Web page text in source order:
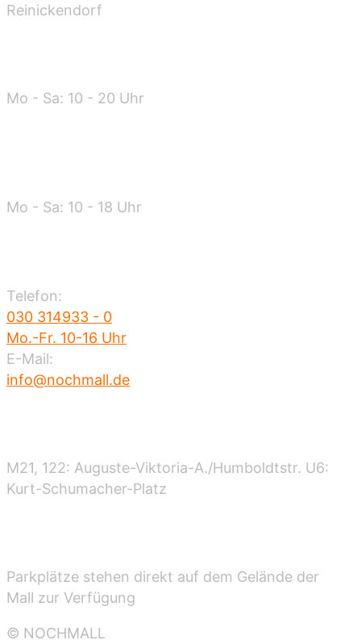
Reinickendorf
Mo - Sa: 10 - 20 Uhr
Mo - Sa: 10 - 18 Uhr
Telefon:
030 314933 - 0
Mo.-Fr. 10-16 Uhr
E-Mail:
info@nochmall.de
M21, 122: Auguste-Viktoria-A./Humboldtstr. U6:
Kurt-Schumacher-Platz
Parkplätze stehen direkt auf dem Gelände der
Mall zur Verfügung
© NOCHMALL